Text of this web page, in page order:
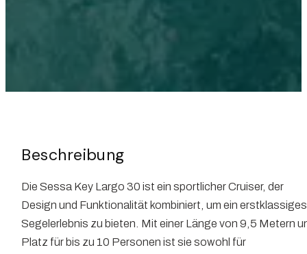
Beschreibung
Die Sessa Key Largo 30 ist ein sportlicher Cruiser, der
Design und Funktionalität kombiniert, um ein erstklassiges
Segelerlebnis zu bieten. Mit einer Länge von 9,5 Metern
Platz für bis zu 10 Personen ist sie sowohl für